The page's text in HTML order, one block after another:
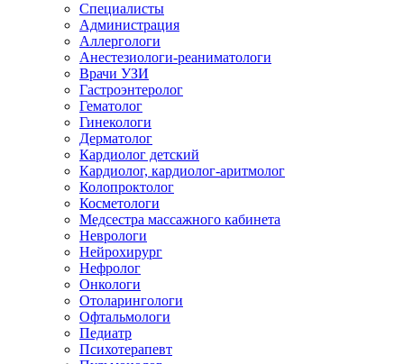
Специалисты
Администрация
Аллергологи
Анестезиологи-реаниматологи
Врачи УЗИ
Гастроэнтеролог
Гематолог
Гинекологи
Дерматолог
Кардиолог детский
Кардиолог, кардиолог-аритмолог
Колопроктолог
Косметологи
Медсестра массажного кабинета
Неврологи
Нейрохирург
Нефролог
Онкологи
Отоларингологи
Офтальмологи
Педиатр
Психотерапевт